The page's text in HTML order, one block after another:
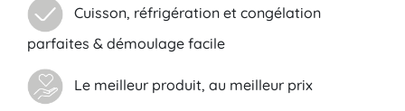
Cuisson, réfrigération et congélation
parfaites & démoulage facile
Le meilleur produit, au meilleur prix